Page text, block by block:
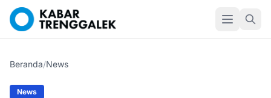
Beranda/News
News